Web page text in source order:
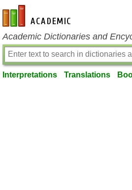
en-academic.com
Academic Dictionaries and
Interpretations Translations